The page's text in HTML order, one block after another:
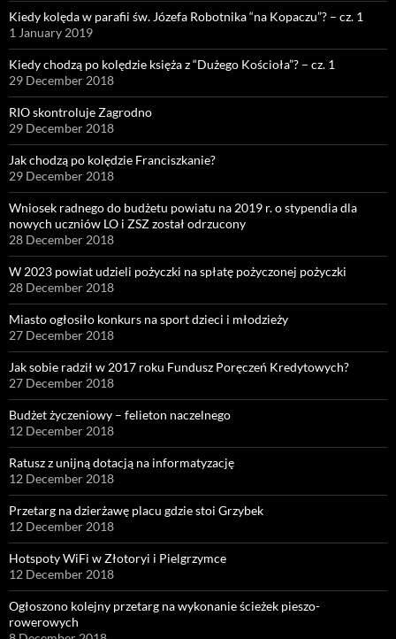
Kiedy kolęda w parafii św. Józefa Robotnika “na Kopaczu”? – cz. 1
1 January 2019
Kiedy chodzą po kolędzie księża z “Dużego Kościoła”? – cz. 1
29 December 2018
RIO skontroluje Zagrodno
29 December 2018
Jak chodzą po kolędzie Franciszkanie?
29 December 2018
Wniosek radnego do budżetu powiatu na 2019 r. o stypendia dla
nowych uczniów LO i ZSZ został odrzucony
28 December 2018
W 2023 powiat udzieli pożyczki na spłatę pożyczonej pożyczki
28 December 2018
Miasto ogłosiło konkurs na sport dzieci i młodzieży
27 December 2018
Jak sobie radził w 2017 roku Fundusz Poręczeń Kredytowych?
27 December 2018
Budżet życzeniowy – felieton naczelnego
12 December 2018
Ratusz z unijną dotacją na informatyzację
12 December 2018
Przetarg na dzierżawę placu gdzie stoi Grzybek
12 December 2018
Hotspoty WiFi w Złotoryi i Pielgrzymce
12 December 2018
Ogłoszono kolejny przetarg na wykonanie ścieżek pieszo-
rowerowych